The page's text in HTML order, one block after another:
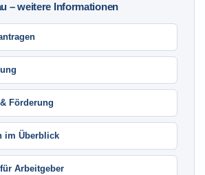
– weitere Informationen
Förderung
im Überblick
Arbeitgeber